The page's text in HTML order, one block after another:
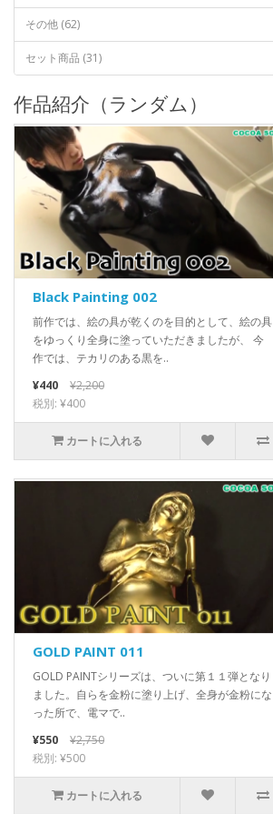
その他 (62)
セット商品 (31)
作品紹介（ランダム）
Black Painting 002
前作では、絵の具が乾くのを目的として、絵の具
をゆっくり全身に塗っていただきましたが、 今
作では、テカリのある黒を..
¥440
¥2,200
税別: ¥400
カートに入れる
GOLD PAINT 011
GOLD PAINTシリーズは、ついに第１１弾となり
ました。自らを金粉に塗り上げ、全身が金粉にな
った所で、電マで..
¥550
¥2,750
税別: ¥500
カートに入れる